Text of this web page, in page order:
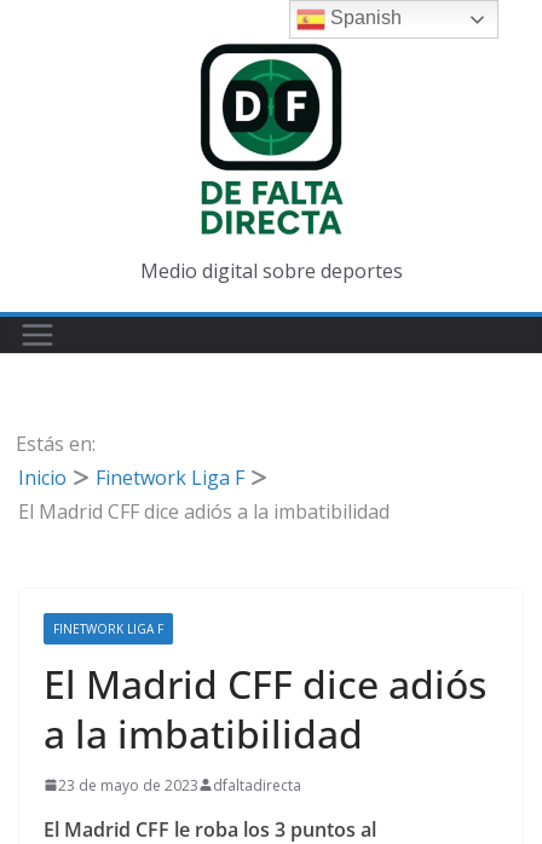
Medio digital sobre deportes
Estás en:
Inicio
Finetwork Liga F
El Madrid CFF dice adiós a la imbatibilidad
FINETWORK LIGA F
El Madrid CFF dice adiós
a la imbatibilidad
23 de mayo de 2023 dfaltadirecta
El Madrid CFF le roba los 3 puntos al
Spanish